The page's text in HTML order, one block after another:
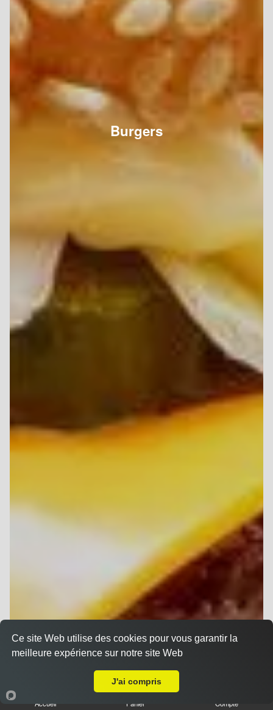
Burgers
Accueil Panier Compte
Ce site Web utilise des cookies pour vous garantir la
meilleure expérience sur notre site Web
J'ai compris